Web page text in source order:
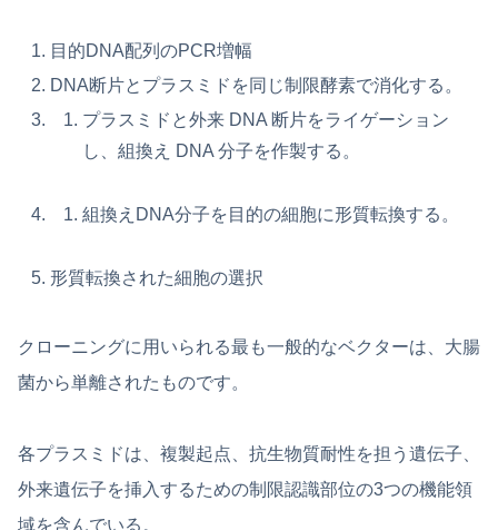
目的DNA配列のPCR増幅
DNA断片とプラスミドを同じ制限酵素で消化する。
プラスミドと外来 DNA 断片をライゲーション
し、組換え DNA 分子を作製する。
組換えDNA分子を目的の細胞に形質転換する。
形質転換された細胞の選択
クローニングに用いられる最も一般的なベクターは、大腸
菌から単離されたものです。
各プラスミドは、複製起点、抗生物質耐性を担う遺伝子、
外来遺伝子を挿入するための制限認識部位の3つの機能領
域を含んでいる。